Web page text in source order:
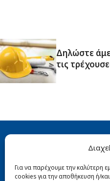
Για να παρέχουμε την καλύτερη
cookies για την αποθήκευση ή/
Δηλώστε
τις
Αιγάλεω 10,